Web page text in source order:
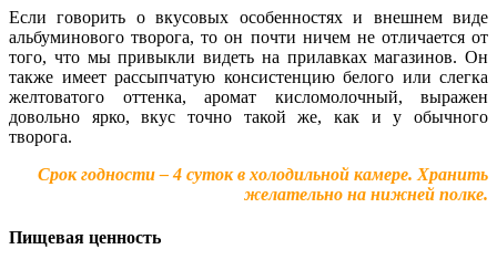
Если говорить о вкусовых особенностях и внешнем виде
альбуминового творога, то он почти ничем не отличается от
того, что мы привыкли видеть на прилавках магазинов. Он
также имеет рассыпчатую консистенцию белого или слегка
желтоватого оттенка, аромат кисломолочный, выражен
довольно ярко, вкус точно такой же, как и у обычного
творога.
Срок годности – 4 суток в холодильной камере. Хранить
желательно на нижней полке.
Пищевая ценность